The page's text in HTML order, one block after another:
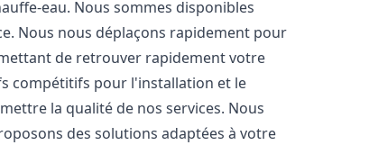
eau. Nous sommes disponibles
Nous nous déplaçons rapidement pour
de retrouver rapidement votre
compétitifs pour l'installation et le
la qualité de nos services. Nous
des solutions adaptées à votre